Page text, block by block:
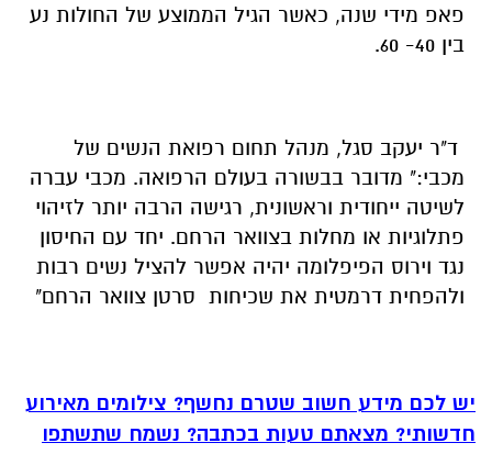
פאפ מידי שנה, כאשר הגיל הממוצע של החולות נע
בין 40- 60.
ד"ר יעקב סגל, מנהל תחום רפואת הנשים של
מכבי:" מדובר בבשורה בעולם הרפואה. מכבי עברה
לשיטה ייחודית וראשונית, רגישה הרבה יותר לזיהוי
פתלוגיות או מחלות בצוואר הרחם. יחד עם החיסון
נגד וירוס הפיפלומה יהיה אפשר להציל נשים רבות
ולהפחית דרמטית את שכיחות סרטן צוואר הרחם"
יש לכם מידע חשוב שטרם נחשף? צילומים מאירוע
חדשותי? מצאתם טעות בכתבה? נשמח שתשתפו